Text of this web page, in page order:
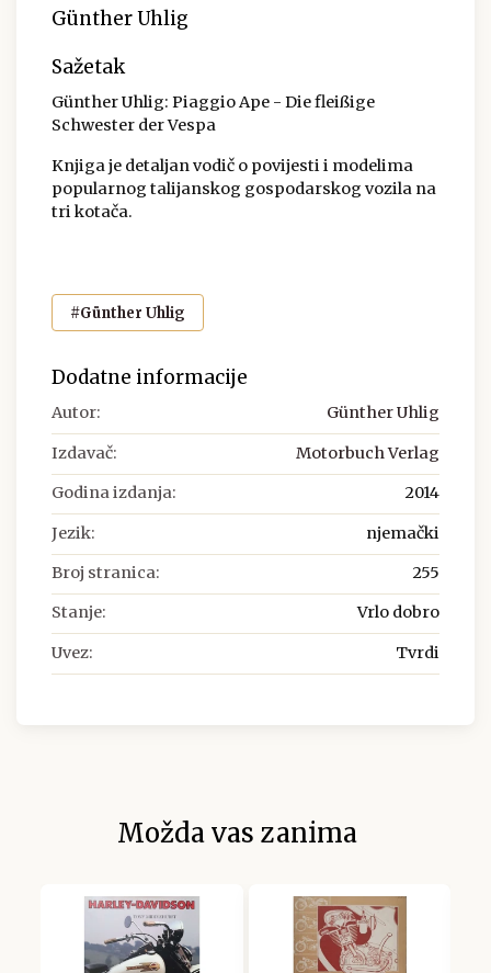
Günther Uhlig
Sažetak
Günther Uhlig: Piaggio Ape - Die fleißige
Schwester der Vespa
Knjiga je detaljan vodič o povijesti i modelima
popularnog talijanskog gospodarskog vozila na
tri kotača.
#Günther Uhlig
Dodatne informacije
Autor: Günther Uhlig
Izdavač: Motorbuch Verlag
Godina izdanja: 2014
Jezik: njemački
Broj stranica: 255
Stanje: Vrlo dobro
Uvez: Tvrdi
Možda vas zanima